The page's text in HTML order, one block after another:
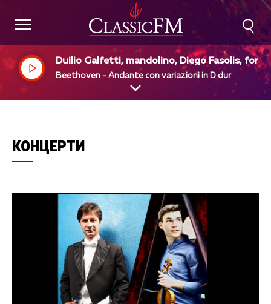
Duilio Galfetti, mandolino, Diego Fasolis,
ano
Beethoven - Andante con variazioni in D dur
КОНЦЕРТИ